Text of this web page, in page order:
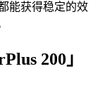
能获得稳定的效
200」